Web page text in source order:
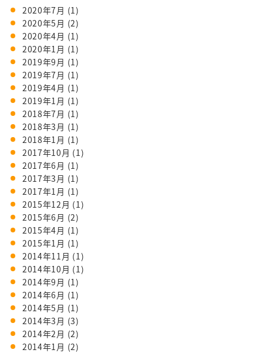
2020年7月 (1)
2020年5月 (2)
2020年4月 (1)
2020年1月 (1)
2019年9月 (1)
2019年7月 (1)
2019年4月 (1)
2019年1月 (1)
2018年7月 (1)
2018年3月 (1)
2018年1月 (1)
2017年10月 (1)
2017年6月 (1)
2017年3月 (1)
2017年1月 (1)
2015年12月 (1)
2015年6月 (2)
2015年4月 (1)
2015年1月 (1)
2014年11月 (1)
2014年10月 (1)
2014年9月 (1)
2014年6月 (1)
2014年5月 (1)
2014年3月 (3)
2014年2月 (2)
2014年1月 (2)